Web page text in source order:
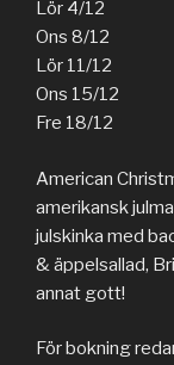
Lör 4/12
Ons 8/12
Lör 11/12
Ons 15/12
Fre 18/12
American
amerikansk
julskinka med
& äppelsallad,
annat gott!
För bokning